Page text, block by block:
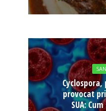
provocat
SUA: